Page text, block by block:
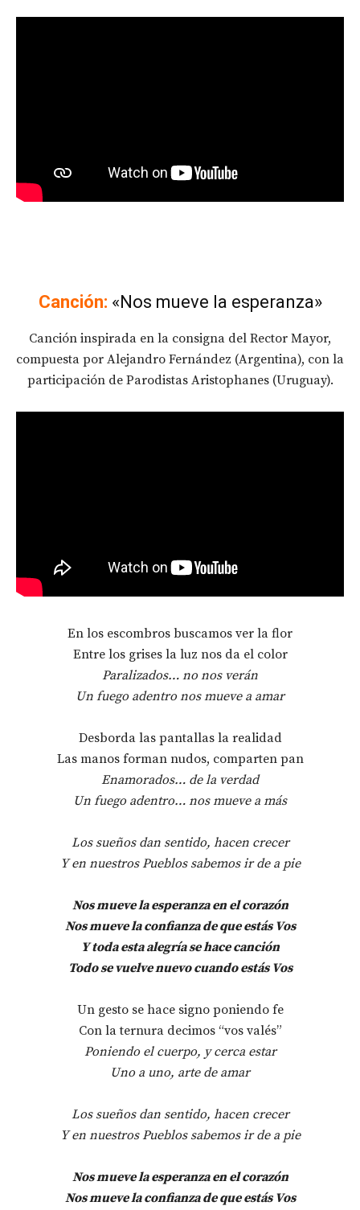
Canción: «Nos mueve la esperanza»
Canción inspirada en la consigna del Rector Mayor,
compuesta por Alejandro Fernández (Argentina), con la
participación de Parodistas Aristophanes (Uruguay).
En los escombros buscamos ver la flor
Entre los grises la luz nos da el color
Paralizados… no nos verán
Un fuego adentro nos mueve a amar
Desborda las pantallas la realidad
Las manos forman nudos, comparten pan
Enamorados… de la verdad
Un fuego adentro… nos mueve a más
Los sueños dan sentido, hacen crecer
Y en nuestros Pueblos sabemos ir de a pie
Nos mueve la esperanza en el corazón
Nos mueve la confianza de que estás Vos
Y toda esta alegría se hace canción
Todo se vuelve nuevo cuando estás Vos
Un gesto se hace signo poniendo fe
Con la ternura decimos “vos valés”
Poniendo el cuerpo, y cerca estar
Uno a uno, arte de amar
Los sueños dan sentido, hacen crecer
Y en nuestros Pueblos sabemos ir de a pie
Nos mueve la esperanza en el corazón
Nos mueve la confianza de que estás Vos